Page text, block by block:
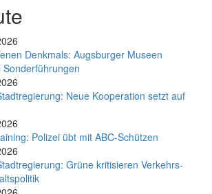
Denkmals: Augsburger Museen
Neue Kooperation setzt auf
Poli­zei übt mit ABC-Schüt­zen
Grüne kritisieren Verkehrs-